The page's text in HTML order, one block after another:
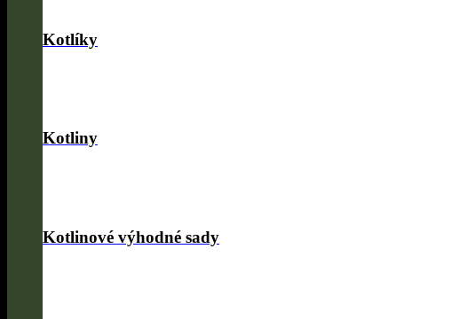
Kotlíky
Kotliny
Kotlinové výhodné sady